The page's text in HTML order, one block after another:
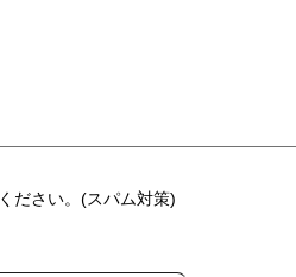
ださい。(スパム対策)